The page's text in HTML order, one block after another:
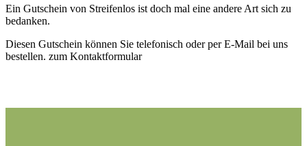
Ein Gutschein von Streifenlos ist doch mal eine andere Art sich zu
bedanken.
Diesen Gutschein können Sie telefonisch oder per E-Mail bei uns
bestellen. zum Kontaktformular